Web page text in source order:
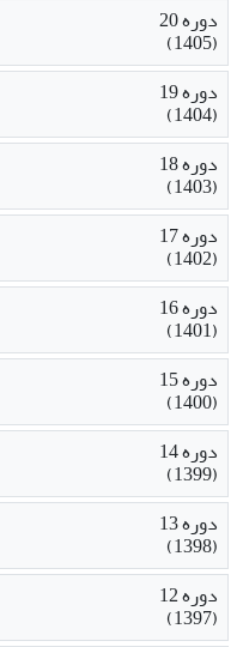
دوره 20
(1405)
دوره 19
(1404)
دوره 18
(1403)
دوره 17
(1402)
دوره 16
(1401)
دوره 15
(1400)
دوره 14
(1399)
دوره 13
(1398)
دوره 12
(1397)